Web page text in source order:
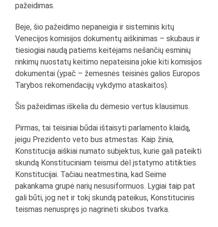
pažeidimas.
Beje, šio pažeidimo nepaneigia ir sisteminis kitų
Venecijos komisijos dokumentų aiškinimas – skubaus ir
tiesiogiai naudą patiems keitėjams nešančių esminių
rinkimų nuostatų keitimo nepateisina jokie kiti komisijos
dokumentai (ypač – žemesnės teisinės galios Europos
Tarybos rekomendacijų vykdymo ataskaitos).
Šis pažeidimas iškelia du dėmesio vertus klausimus.
Pirmas, tai teisiniai būdai ištaisyti parlamento klaidą,
jeigu Prezidento veto bus atmestas. Kaip žinia,
Konstitucija aiškiai numato subjektus, kurie gali pateikti
skundą Konstituciniam teismui dėl įstatymo atitikties
Konstitucijai. Tačiau neatmestina, kad Seime
pakankama grupė narių nesusiformuos. Lygiai taip pat
gali būti, jog net ir tokį skundą pateikus, Konstitucinis
teismas nenuspręs jo nagrinėti skubos tvarka.